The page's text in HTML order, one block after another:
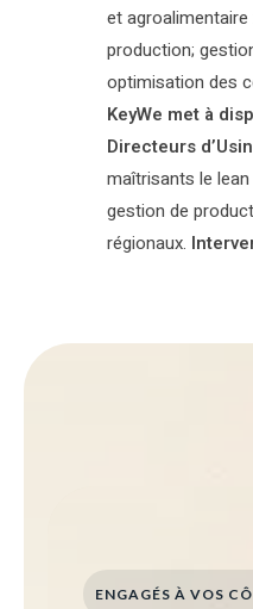
et
production;
optimisation des
KeyWe met à
Directeurs
maîtrisants le
gestion de
régionaux.
ENGAGÉS À VOS